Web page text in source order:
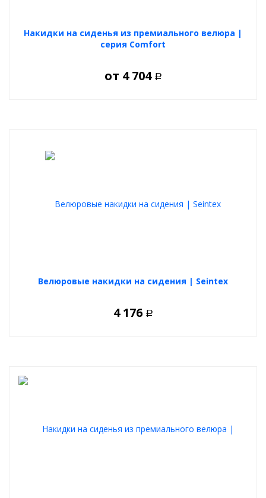
Накидки на сиденья из премиального велюра |
серия Comfort
от 4 704 Р
Велюровые накидки на сидения | Seintex
4 176 Р